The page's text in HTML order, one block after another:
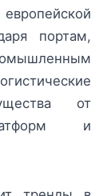
портам,
от
и